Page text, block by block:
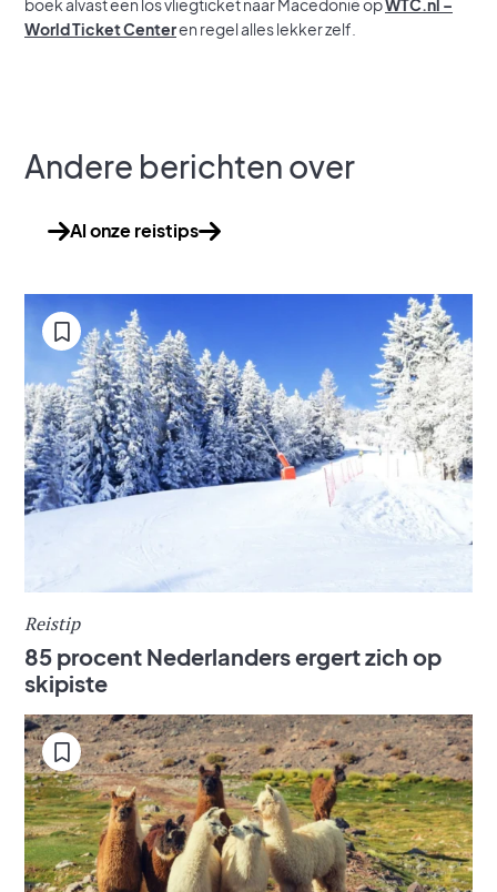
boek alvast een los vliegticket naar Macedonië opWTC.nl –
World Ticket Centeren regel alles lekker zelf.
Andere berichten over
Al onze reistips
Reistip
85 procent Nederlanders ergert zich op
skipiste